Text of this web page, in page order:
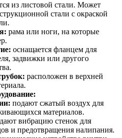
из листовой стали. Может
стали с окраской
рама или ноги, на которые
оснащается фланцем для
задвижки или другого
расположен в верхней
подают сжатый воздух для
материалов.
вибрацию стенок для
и предотвращения налипания.